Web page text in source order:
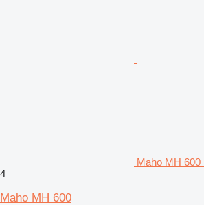
Maho MH 600
4
Maho MH 600